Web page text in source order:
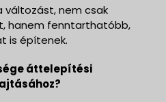
változást, nem csak
hanem fenntarthatóbb,
is építenek.
áttelepítési